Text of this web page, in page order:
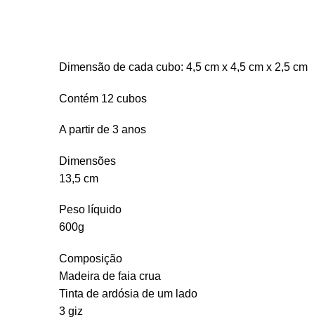
Dimensão de cada cubo: 4,5 cm x 4,5 cm x 2,5 cm
Contém 12 cubos
A partir de 3 anos
Dimensões
13,5 cm
Peso líquido
600g
Composição
Madeira de faia crua
Tinta de ardósia de um lado
3 giz